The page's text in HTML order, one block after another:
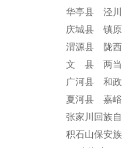
华亭县 泾
庆城县 镇
渭源县 陇
文 县 两
广河县 和
夏河县 嘉
张家川回族
积石山保安